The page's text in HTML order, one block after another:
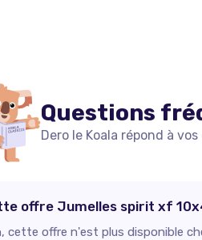
Questions
Dero le Koala répond à
offre Jumelles spirit xf
cette offre n'est plus disponible